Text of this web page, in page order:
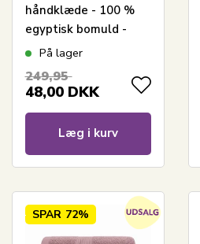
håndklæde - 100 %
egyptisk bomuld -
50x100 cm - Orkidé -
På lager
249,95
48,00 DKK
Læg i kurv
SPAR 72%